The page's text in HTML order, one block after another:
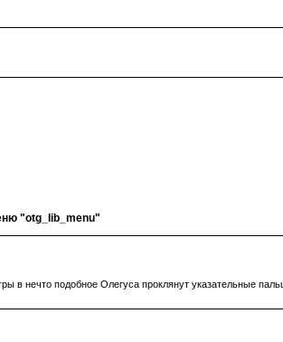
"otg_lib_menu"
в нечто подобное Олегуса проклянут указательные